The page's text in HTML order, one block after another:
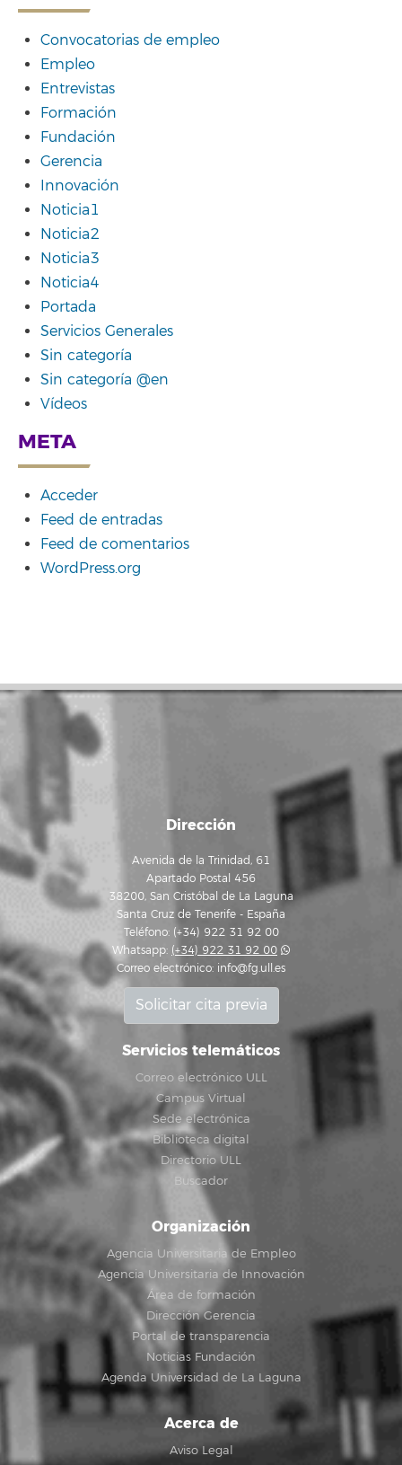
Convocatorias de empleo
Empleo
Entrevistas
Formación
Fundación
Gerencia
Innovación
Noticia1
Noticia2
Noticia3
Noticia4
Portada
Servicios Generales
Sin categoría
Sin categoría @en
Vídeos
META
Acceder
Feed de entradas
Feed de comentarios
WordPress.org
Dirección
Avenida de la Trinidad, 61
Apartado Postal 456
38200, San Cristóbal de La Laguna
Santa Cruz de Tenerife - España
Teléfono: (+34) 922 31 92 00
Whatsapp: (+34) 922 31 92 00
Correo electrónico: info@fg.ull.es
Solicitar cita previa
Servicios telemáticos
Correo electrónico ULL
Campus Virtual
Sede electrónica
Biblioteca digital
Directorio ULL
Buscador
Organización
Agencia Universitaria de Empleo
Agencia Universitaria de Innovación
Área de formación
Dirección Gerencia
Portal de transparencia
Noticias Fundación
Agenda Universidad de La Laguna
Acerca de
Aviso Legal